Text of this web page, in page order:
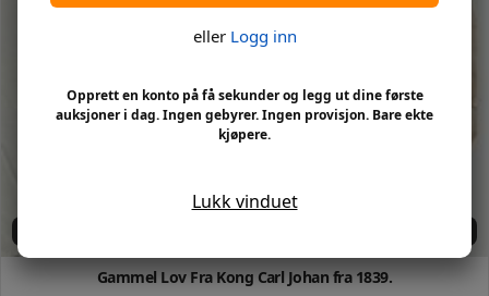
Gammel Lov Fra Kong Carl Johan fra 1839.
eller Logg inn
Opprett en konto på få sekunder og legg ut dine første
auksjoner i dag. Ingen gebyrer. Ingen provisjon. Bare ekte
kjøpere.
Lukk vinduet